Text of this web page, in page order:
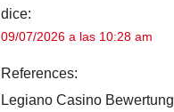
dice:
09/07/2026 a las 10:28 am
References:
Legiano Casino Bewertung